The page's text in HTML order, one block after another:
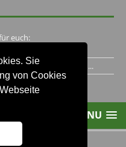
Sie
von Cookies
euch:
verbracht..Habe ihn...
MENU